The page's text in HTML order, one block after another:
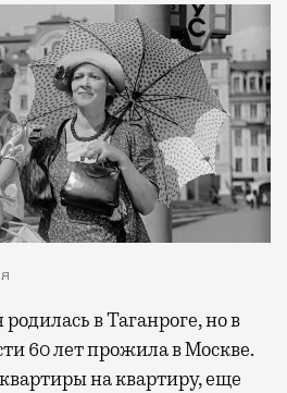
60 лет прожила в Москве.
на квартиру, еще